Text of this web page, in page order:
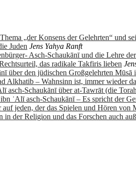
„der Konsens der Gelehrten“ und
Juden Jens Yahya Ranft
Asch-Schaukānī und die Lehre
das radikale Takfiris lieben
über den jüdischen Großgelehrten
Alkhatib – Wahnsinn ist, immer wieder
asch-Schaukānī über at-Tawrāt (die
ʿAlī asch-Schaukānī – Es spricht der
jeden, der das Spielen und Hören von
in der Religion und das Forschen auch